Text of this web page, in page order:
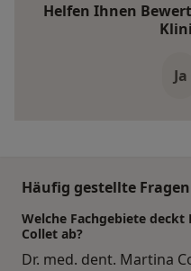
Helfen Ihnen
Ja
Häufig gestellte Fragen
Welche Fachgebiete
Collet ab?
Dr. med. dent. Martina